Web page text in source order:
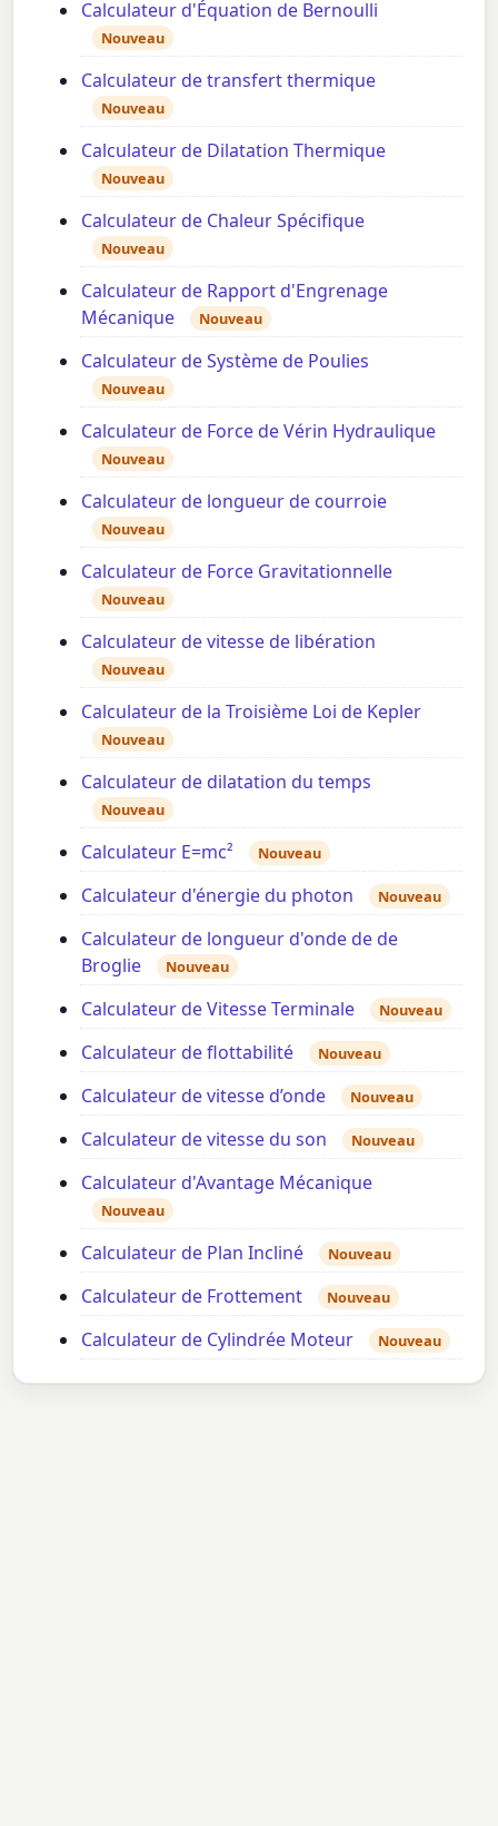
Calculateur d'Équation de Bernoulli
Nouveau
Calculateur de transfert thermique
Nouveau
Calculateur de Dilatation Thermique
Nouveau
Calculateur de Chaleur Spécifique
Nouveau
Calculateur de Rapport d'Engrenage
Mécanique
Nouveau
Calculateur de Système de Poulies
Nouveau
Calculateur de Force de Vérin Hydraulique
Nouveau
Calculateur de longueur de courroie
Nouveau
Calculateur de Force Gravitationnelle
Nouveau
Calculateur de vitesse de libération
Nouveau
Calculateur de la Troisième Loi de Kepler
Nouveau
Calculateur de dilatation du temps
Nouveau
Calculateur E=mc² Nouveau
Calculateur d'énergie du photon Nouveau
Calculateur de longueur d'onde de de
Broglie
Nouveau
Calculateur de Vitesse Terminale Nouveau
Calculateur de flottabilité Nouveau
Calculateur de vitesse d’onde Nouveau
Calculateur de vitesse du son Nouveau
Calculateur d'Avantage Mécanique
Nouveau
Calculateur de Plan Incliné Nouveau
Calculateur de Frottement Nouveau
Calculateur de Cylindrée Moteur Nouveau